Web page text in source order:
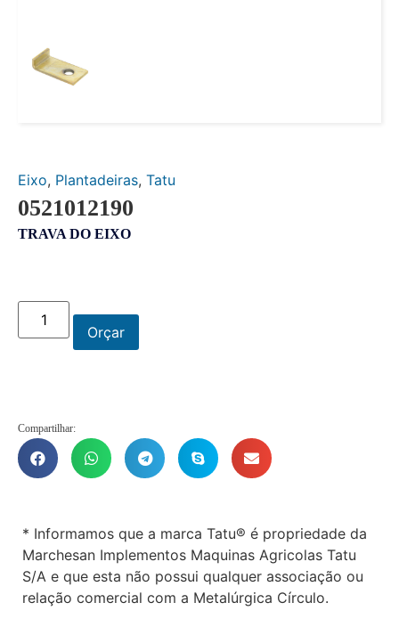
Eixo, Plantadeiras, Tatu
0521012190
TRAVA DO EIXO
Orçar
Compartilhar:
* Informamos que a marca Tatu® é propriedade da
Marchesan Implementos Maquinas Agricolas Tatu
S/A e que esta não possui qualquer associação ou
relação comercial com a Metalúrgica Círculo.